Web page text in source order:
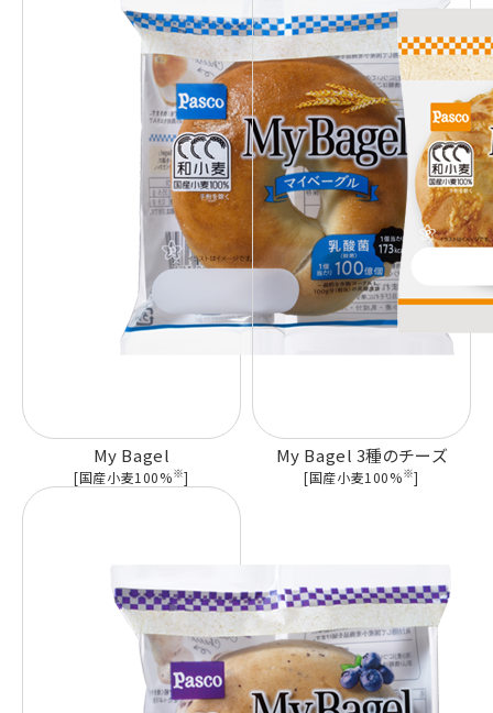
My Bagel
[国産小麦100%※]
My Bagel 3種のチーズ
[国産小麦100%※]